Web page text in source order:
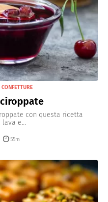
con questa ricetta
e...
55m